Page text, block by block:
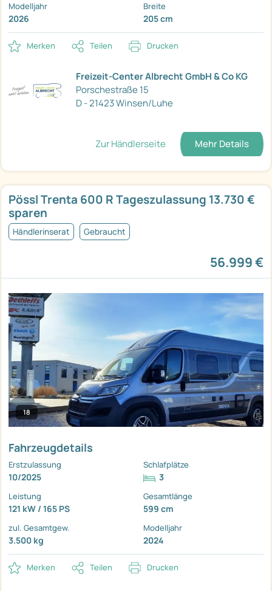
Modelljahr
2026
Breite
205 cm
Merken Teilen Drucken
Freizeit-Center Albrecht GmbH & Co KG
Porschestraße 15
D - 21423 Winsen/Luhe
Zur Händlerseite Mehr Details
Pössl Trenta 600 R Tageszulassung 13.730 €
sparen
Händlerinserat Gebraucht
56.999 €
18
Fahrzeugdetails
Erstzulassung
10/2025
Schlafplätze
3
Leistung
121 kW / 165 PS
Gesamtlänge
599 cm
zul. Gesamtgew.
3.500 kg
Modelljahr
2024
Merken Teilen Drucken